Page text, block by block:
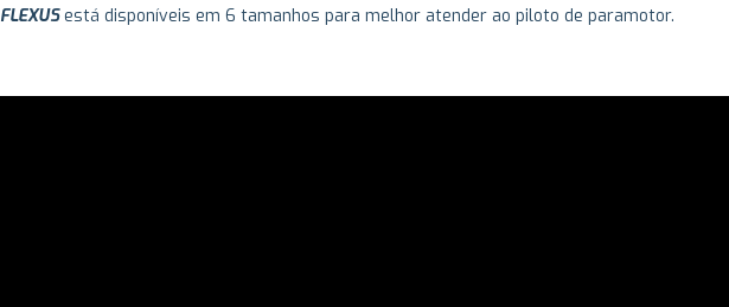
FLEXUSestá disponíveis em 6 tamanhos para melhor atender ao piloto de paramotor.